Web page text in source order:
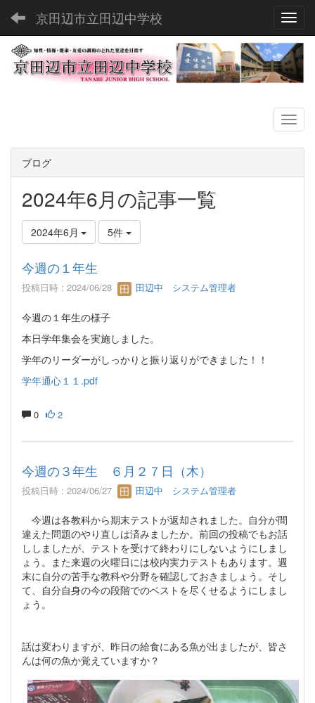
京田辺市立田辺中学校
ブログ
2024年6月の記事一覧
2024年6月 5件
今週の１年生
投稿日時 : 2024/06/28 田辺中 システム管理者
今週の１年生の様子
本日学年集会を実施しました。
学年のリーダーがしっかりと振り返りができました！！
学年通心１１.pdf
0 2
今週の３年生 ６月２７日（木）
投稿日時 : 2024/06/27 田辺中 システム管理者
今週は各教科から期末テストが返却されました。自分が間
違えた問題のやり直しは済みましたか。前回の投稿でもお話
ししましたが、テストを受けて終わりにしないようにしまし
ょう。また来週の火曜日には校内実力テストもあります。週
末に自分の苦手な教科や分野を確認しておきましょう。そし
て、自分自身の今の段階でのベストを尽くせるようにしまし
ょう。
話は変わりますが、昨日の給食にある魚が出ましたが、皆さ
んは何の魚か覚えていますか？